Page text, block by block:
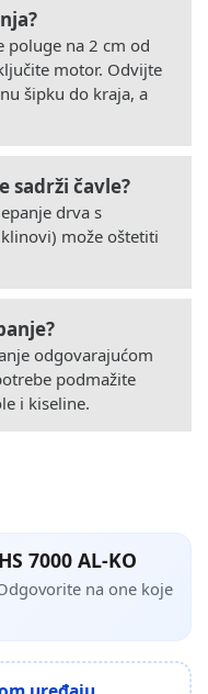
poluge na 2 cm od
motor. Odvijte
šipku do kraja, a
sadrži čavle?
drva s
može oštetiti
odgovarajućom
podmažite
i kiseline.
7000 AL-KO
na one koje